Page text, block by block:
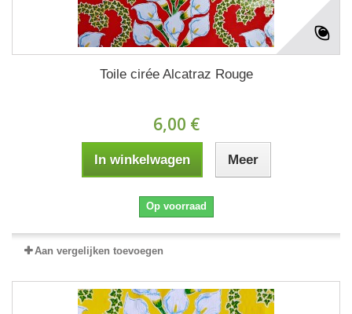
Toile cirée Alcatraz Rouge
6,00 €
In winkelwagen Meer
Op voorraad
Aan vergelijken toevoegen